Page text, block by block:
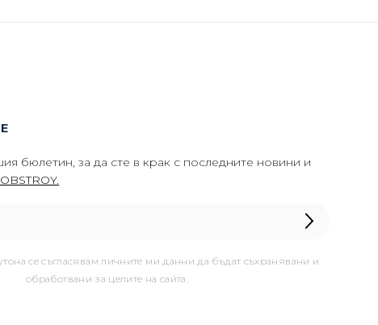
бюлетин, за да сте в крак с последните новини и
се съгласявам личните ми данни да бъдат съхранявани и
обработвани за целите на сайта.